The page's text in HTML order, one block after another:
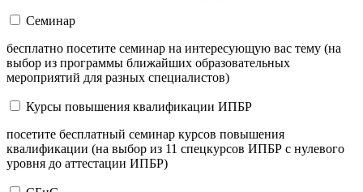
Семинар
бесплатно посетите семинар на интересующую вас тему (на
выбор из программы ближайших образовательных
мероприятий для разных специалистов)
Курсы повышения квалификации ИПБР
посетите бесплатный семинар курсов повышения
квалификации (на выбор из 11 спецкурсов ИПБР с нулевого
уровня до аттестации ИПБР)